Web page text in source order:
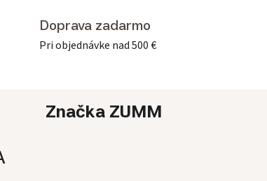
Doprava zadarmo
Pri objednávke nad 500 €
ZnačkaZUMM